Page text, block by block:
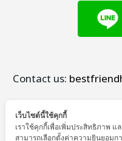
Contact us:
เว็บไซต์นี้ใช้คุกกี้
เราใช้คุกกี้เพื่อเพิ่มประสิทธิภาพ
สามารถเลือกตั้งค่าความยินยอม